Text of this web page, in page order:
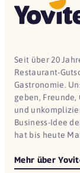
Seit über 20
Restaurant-
Gastronomie.
geben,
und
Business-Idee
hat bis heute
Mehr über